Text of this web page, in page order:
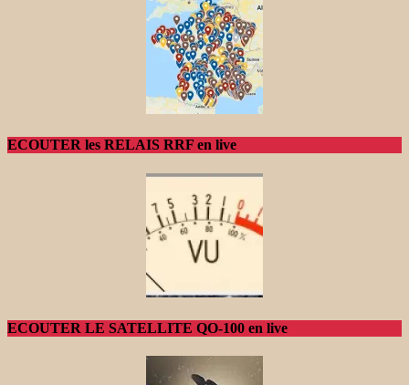
ECOUTER les RELAIS RRF en live
ECOUTER LE SATELLITE QO-100 en live